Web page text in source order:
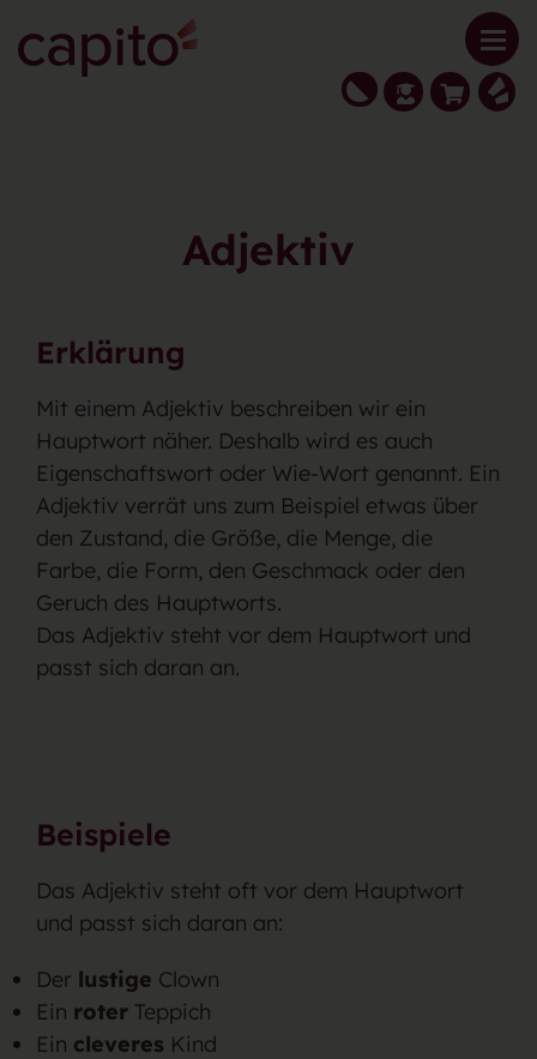
Adjektiv
Erklärung
Mit einem Adjektiv beschreiben wir ein
Hauptwort näher. Deshalb wird es auch
Eigenschaftswort oder Wie-Wort genannt. Ein
Adjektiv verrät uns zum Beispiel etwas über
den Zustand, die Größe, die Menge, die
Farbe, die Form, den Geschmack oder den
Geruch des Hauptworts.
Das Adjektiv steht vor dem Hauptwort und
passt sich daran an.
Beispiele
Das Adjektiv steht oft vor dem Hauptwort
und passt sich daran an:
Der lustige Clown
Ein roter Teppich
Ein cleveres Kind